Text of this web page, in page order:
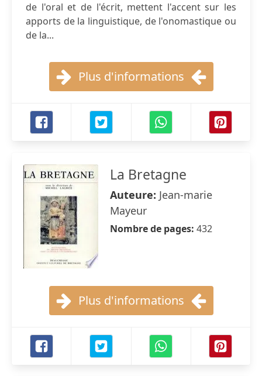
de l'oral et de l'écrit, mettent l'accent sur les
apports de la linguistique, de l'onomastique ou
de la...
Plus d'informations
La Bretagne
Auteure: Jean-marie
Mayeur
Nombre de pages: 432
Plus d'informations